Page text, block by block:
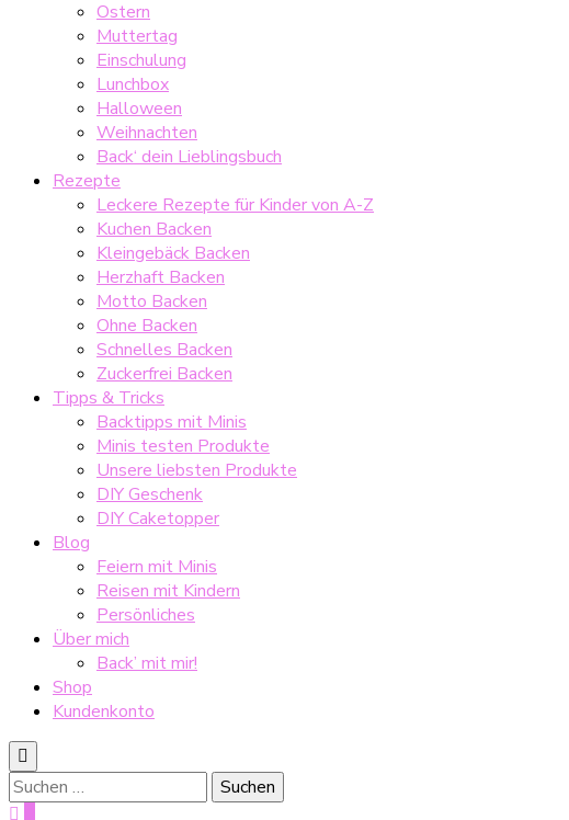
Ostern
Muttertag
Einschulung
Lunchbox
Halloween
Weihnachten
Back‘ dein Lieblingsbuch
Rezepte
Leckere Rezepte für Kinder von A-Z
Kuchen Backen
Kleingebäck Backen
Herzhaft Backen
Motto Backen
Ohne Backen
Schnelles Backen
Zuckerfrei Backen
Tipps & Tricks
Backtipps mit Minis
Minis testen Produkte
Unsere liebsten Produkte
DIY Geschenk
DIY Caketopper
Blog
Feiern mit Minis
Reisen mit Kindern
Persönliches
Über mich
Back’ mit mir!
Shop
Kundenkonto
Suche
nach: